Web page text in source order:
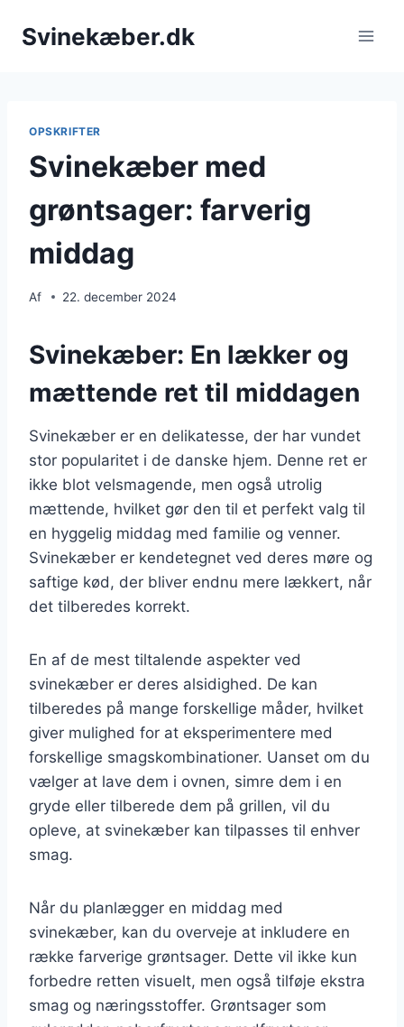
Svinekæber.dk
OPSKRIFTER
Svinekæber med
grøntsager: farverig
middag
Af 22. december 2024
Svinekæber: En lækker og
mættende ret til middagen
Svinekæber er en delikatesse, der har vundet
stor popularitet i de danske hjem. Denne ret er
ikke blot velsmagende, men også utrolig
mættende, hvilket gør den til et perfekt valg til
en hyggelig middag med familie og venner.
Svinekæber er kendetegnet ved deres møre og
saftige kød, der bliver endnu mere lækkert, når
det tilberedes korrekt.
En af de mest tiltalende aspekter ved
svinekæber er deres alsidighed. De kan
tilberedes på mange forskellige måder, hvilket
giver mulighed for at eksperimentere med
forskellige smagskombinationer. Uanset om du
vælger at lave dem i ovnen, simre dem i en
gryde eller tilberede dem på grillen, vil du
opleve, at svinekæber kan tilpasses til enhver
smag.
Når du planlægger en middag med
svinekæber, kan du overveje at inkludere en
række farverige grøntsager. Dette vil ikke kun
forbedre retten visuelt, men også tilføje ekstra
smag og næringsstoffer. Grøntsager som